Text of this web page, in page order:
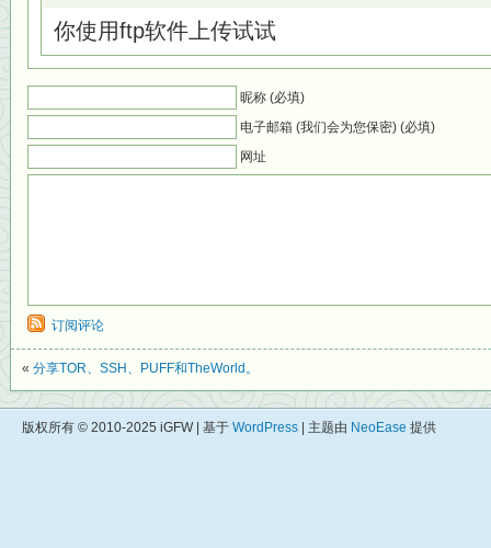
你使用ftp软件上传试试
昵称 (必填)
电子邮箱 (我们会为您保密) (必填)
网址
订阅评论
« 分享TOR、SSH、PUFF和TheWorld。
版权所有 © 2010-2025 iGFW | 基于 WordPress | 主题由 NeoEase 提供